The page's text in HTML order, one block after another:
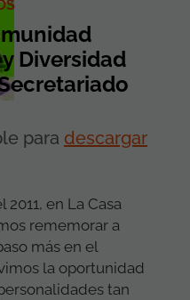
Diversidad
para descargar
en La Casa
rememorar a
más en el
la oportunidad
tan